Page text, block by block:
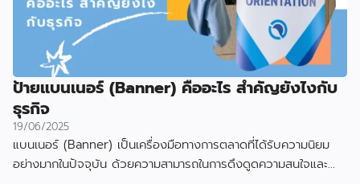
ป้ายแบนเนอร์ (Banner) คืออะไร สำคัญยังไงกับ
ธุรกิจ
19/06/2025
แบนเนอร์ (Banner) เป็นเครื่องมือทางการตลาดที่ได้รับความนิยม
อย่างมากในปัจจุบัน ด้วยความสามารถในการดึงดูดความสนใจและ